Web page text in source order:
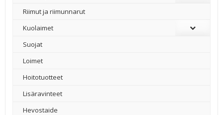
Riimut ja riimunnarut
Kuolaimet
Suojat
Loimet
Hoitotuotteet
Lisäravinteet
Hevostaide